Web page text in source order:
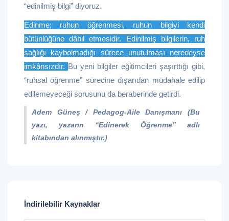
“edinilmiş bilgi” diyoruz.
Edinme; ruhun öğrenmesi, ruhun bilgiyi kendi
bütünlüğüne dâhil etmesidir. Edinilmiş bilgilerin, ruh
sağlığı kaybolmadığı sürece unutulması neredeyse
imkânsızdır. Bu yeni bilgiler eğitimcileri şaşırttığı gibi,
“ruhsal öğrenme” sürecine dışarıdan müdahale edilip
edilemeyeceği sorusunu da beraberinde getirdi.
Adem Güneş / Pedagog-Aile Danışmanı (Bu
yazı, yazarın “Edinerek Öğrenme” adlı
kitabından alınmıştır.)
İndirilebilir Kaynaklar